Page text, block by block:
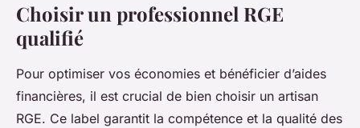
Choisir un professionnel RGE
qualifié
Pour optimiser vos économies et bénéficier d’aides
financières, il est crucial de bien choisir un artisan
RGE. Ce label garantit la compétence et la qualité des